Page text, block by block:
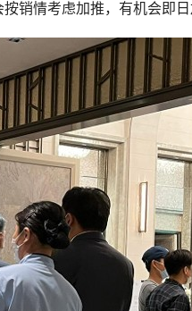
销情考虑加推，有机会即日